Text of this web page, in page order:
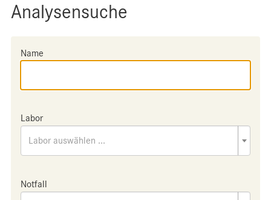
Analysensuche
Name
Labor
Labor auswählen ...
Notfall